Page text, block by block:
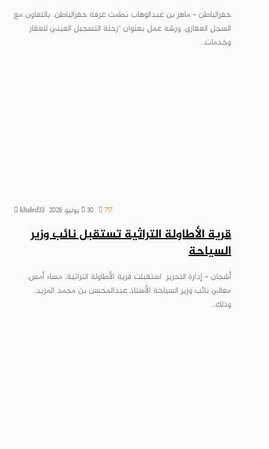
حفرالباطن – ماهر بن عبدالوهاب نظمت غرفة حفرالباطن، بالتعاون مع
السجل العقاري، ورشة عمل بعنوان “رحلة التسجيل العيني للعقار
وخدمات…
khaled33 30 يوليو، 2026 717
قرية الأطاولة التراثية تستقبل نائب وزير
السياحة
أشجان – إدارة التحرير استقبلت قرية الأطاولة التراثية، مساء أمس،
معالي نائب وزير السياحة الأستاذ عبدالمحسن بن محمد المزيد،
وذلك…